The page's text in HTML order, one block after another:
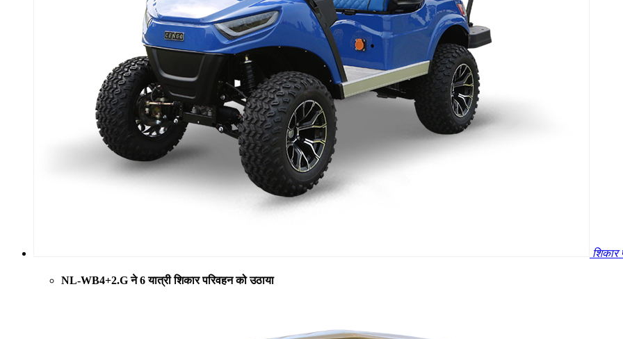
शिकार
NL-WB4+2.G ने 6 यात्री शिकार परिवहन को उठाया